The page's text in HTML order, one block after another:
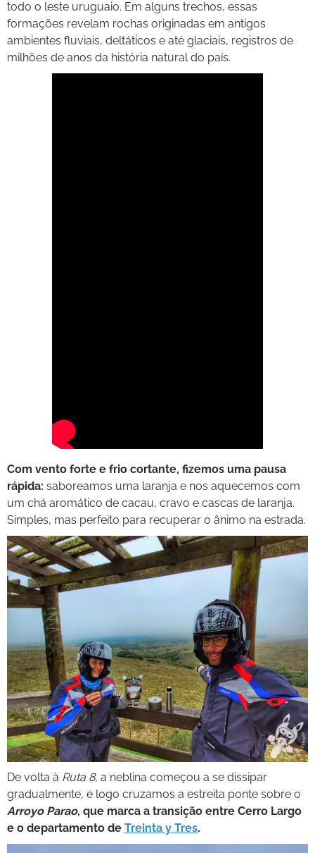
todo o leste uruguaio. Em alguns trechos, essas
formações revelam rochas originadas em antigos
ambientes fluviais, deltáticos e até glaciais, registros de
milhões de anos da história natural do país.
Com vento forte e frio cortante, fizemos uma pausa
rápida: saboreamos uma laranja e nos aquecemos com
um chá aromático de cacau, cravo e cascas de laranja.
Simples, mas perfeito para recuperar o ânimo na estrada.
De volta à Ruta 8, a neblina começou a se dissipar
gradualmente, e logo cruzamos a estreita ponte sobre o
Arroyo Parao, que marca a transição entre Cerro Largo
e o departamento de Treinta y Tres.